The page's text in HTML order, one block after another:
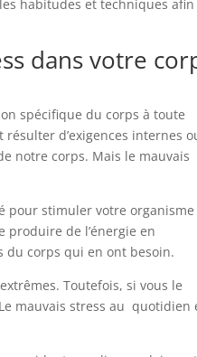
habitudes et techniques
dans votre
spécifique du corps à toute
d’exigences internes
notre corps. Mais le mauvais
pour stimuler votre
produire de l’énergie en
du corps qui en ont besoin.
Toutefois, si vous le
mauvais stress au quotidien